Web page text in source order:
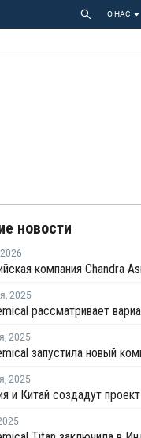
О НАС
новости
2026
, 2025
, 2025
, 2025